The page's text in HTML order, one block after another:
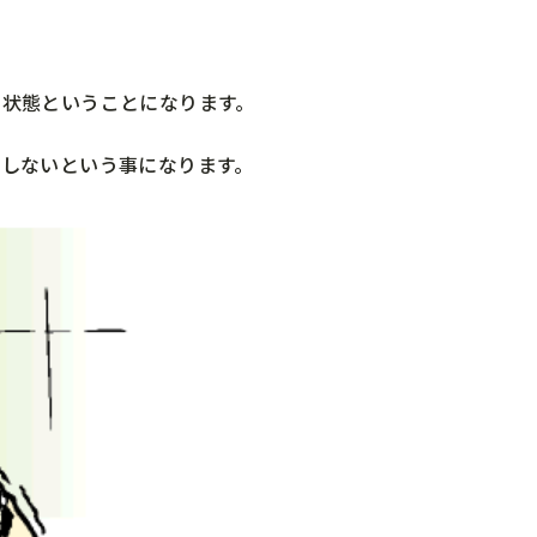
態ということになります。
いという事になります。